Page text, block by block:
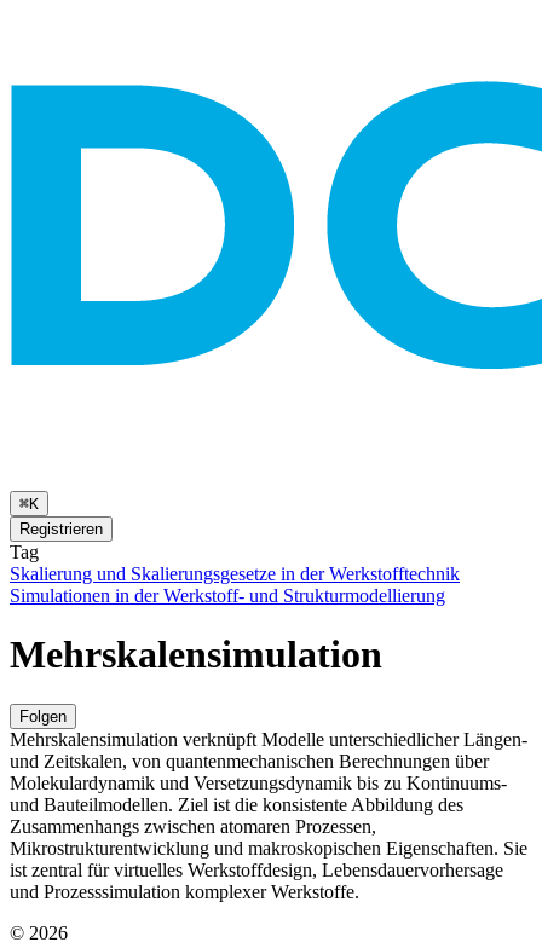
⌘K
Registrieren
Tag
Skalierung und Skalierungsgesetze in der Werkstofftechnik
Simulationen in der Werkstoff- und Strukturmodellierung
Mehrskalensimulation
Folgen
Mehrskalensimulation verknüpft Modelle unterschiedlicher Längen-
und Zeitskalen, von quantenmechanischen Berechnungen über
Molekulardynamik und Versetzungsdynamik bis zu Kontinuums-
und Bauteilmodellen. Ziel ist die konsistente Abbildung des
Zusammenhangs zwischen atomaren Prozessen,
Mikrostrukturentwicklung und makroskopischen Eigenschaften. Sie
ist zentral für virtuelles Werkstoffdesign, Lebensdauervorhersage
und Prozesssimulation komplexer Werkstoffe.
© 2026